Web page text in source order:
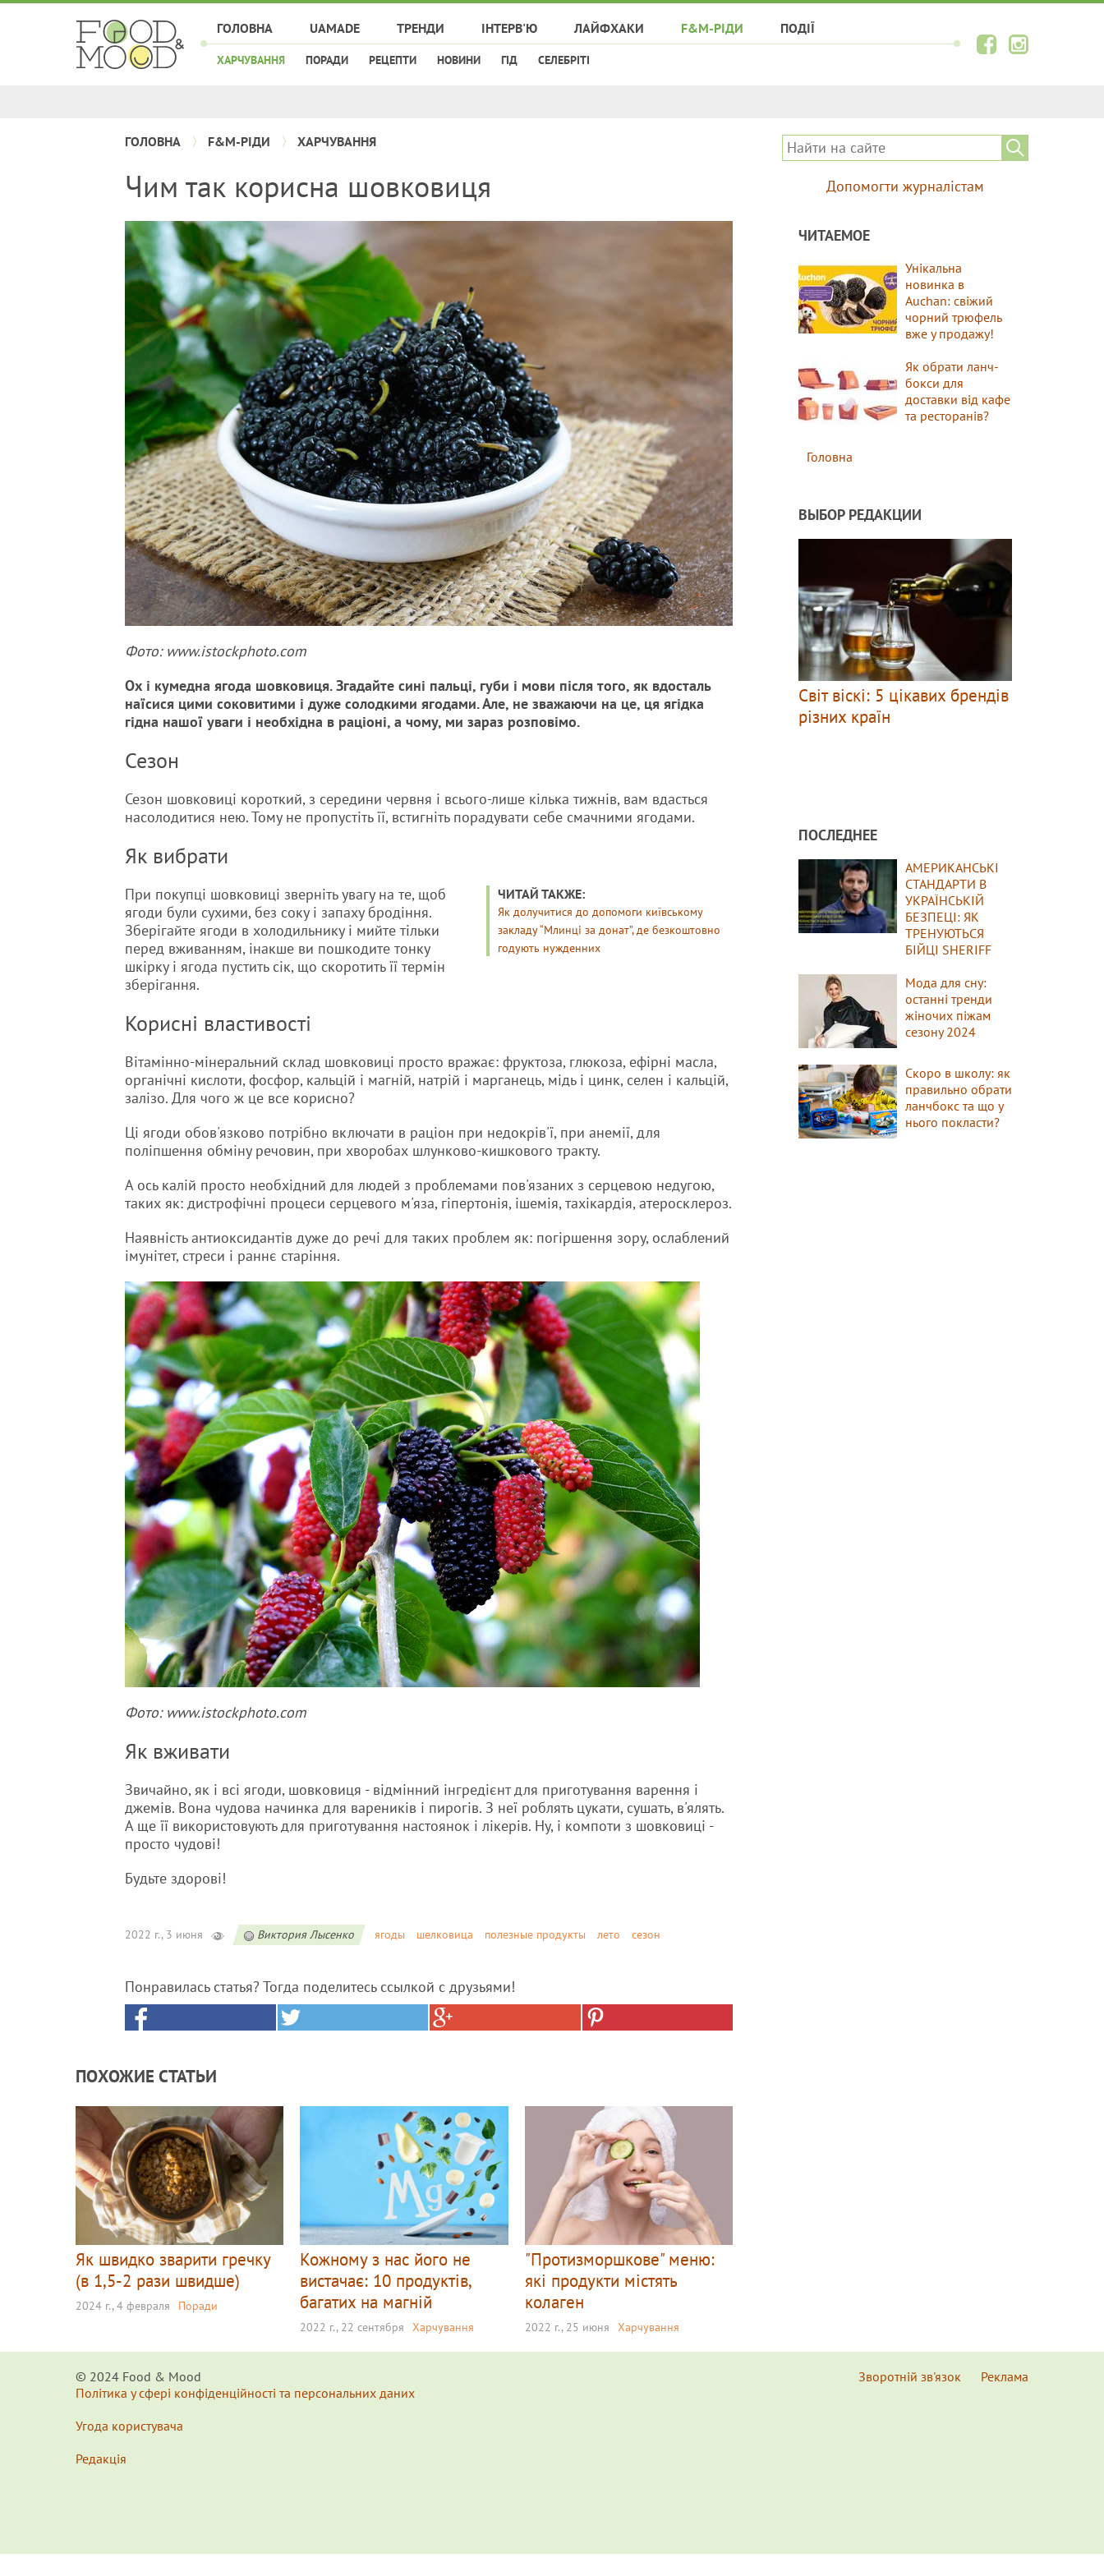
ГОЛОВНА UAMADE ТРЕНДИ ІНТЕРВ'Ю ЛАЙФХАКИ F&M-РІДИ
ХАРЧУВАННЯ ПОРАДИ РЕЦЕПТИ НОВИНИ ГІД СЕЛЕБРІТІ
ПОДІЇ
ГОЛОВНА F&M-РІДИ ХАРЧУВАННЯ
Чим так корисна шовковиця
Фото: www.istockphoto.com
Ох і кумедна ягода шовковиця. Згадайте сині пальці, губи і мови після того, як вдосталь
наїсися цими соковитими і дуже солодкими ягодами. Але, не зважаючи на це, ця ягідка
гідна нашої уваги і необхідна в раціоні, а чому, ми зараз розповімо.
Сезон
Сезон шовковиці короткий, з середини червня і всього-лише кілька тижнів, вам вдасться
насолодитися нею. Тому не пропустіть її, встигніть порадувати себе смачними ягодами.
Як вибрати
ЧИТАЙ ТАКЖЕ:
Як долучитися до допомоги київському
закладу “Млинці за донат”, де безкоштовно
годують нужденних
При покупці шовковиці зверніть увагу на те, щоб
ягоди були сухими, без соку і запаху бродіння.
Зберігайте ягоди в холодильнику і мийте тільки
перед вживанням, інакше ви пошкодите тонку
шкірку і ягода пустить сік, що скоротить її термін
зберігання.
Корисні властивості
Вітамінно-мінеральний склад шовковиці просто вражає: фруктоза, глюкоза, ефірні масла,
органічні кислоти, фосфор, кальцій і магній, натрій і марганець, мідь і цинк, селен і кальцій,
залізо. Для чого ж це все корисно?
Ці ягоди обов'язково потрібно включати в раціон при недокрів'ї, при анемії, для
поліпшення обміну речовин, при хворобах шлунково-кишкового тракту.
А ось калій просто необхідний для людей з проблемами пов'язаних з серцевою недугою,
таких як: дистрофічні процеси серцевого м'яза, гіпертонія, ішемія, тахікардія, атеросклероз.
Наявність антиоксидантів дуже до речі для таких проблем як: погіршення зору, ослаблений
імунітет, стреси і раннє старіння.
Фото: www.istockphoto.com
Як вживати
Звичайно, як і всі ягоди, шовковиця - відмінний інгредієнт для приготування варення і
джемів. Вона чудова начинка для вареників і пирогів. З неї роблять цукати, сушать, в'ялять.
А ще її використовують для приготування настоянок і лікерів. Ну, і компоти з шовковиці -
просто чудові!
Будьте здорові!
2022 г., 3 июня Виктория Лысенко ягоды шелковица полезные продукты лето сезон
Понравилась статья? Тогда поделитесь ссылкой с друзьями!
ПОХОЖИЕ СТАТЬИ
Як швидко зварити гречку
(в 1,5-2 рази швидше)
2024 г., 4 февраля Поради
Кожному з нас його не
вистачає: 10 продуктів,
багатих на магній
2022 г., 22 сентября Харчування
"Протизморшкове" меню:
які продукти містять
колаген
2022 г., 25 июня Харчування
Допомогти журналістам
ЧИТАЕМОЕ
Унікальна
новинка в
Auchan: свіжий
чорний трюфель
вже у продажу!
Як обрати ланч-
бокси для
доставки від кафе
та ресторанів?
Головна
ВЫБОР РЕДАКЦИИ
Світ віскі: 5 цікавих брендів
різних країн
ПОСЛЕДНЕЕ
АМЕРИКАНСЬКІ
СТАНДАРТИ В
УКРАЇНСЬКІЙ
БЕЗПЕЦІ: ЯК
ТРЕНУЮТЬСЯ
БІЙЦІ SHERIFF
Мода для сну:
останні тренди
жіночих піжам
сезону 2024
Скоро в школу: як
правильно обрати
ланчбокс та що у
нього покласти?
© 2024 Food & Мood
Політика у сфері конфіденційності та персональних даних
Угода користувача
Редакція
Зворотній зв'язок Реклама